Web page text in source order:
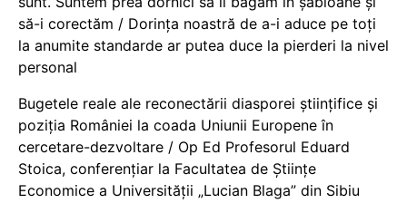
să-i corectăm / Dorința noastră de a-i aduce pe toți
la anumite standarde ar putea duce la pierderi la nivel
personal
Bugetele reale ale reconectării diasporei științifice și
poziția României la coada Uniunii Europene în
cercetare-dezvoltare / Op Ed Profesorul Eduard
Stoica, conferențiar la Facultatea de Științe
Economice a Universității „Lucian Blaga” din Sibiu